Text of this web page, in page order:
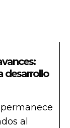
desarrollo
al